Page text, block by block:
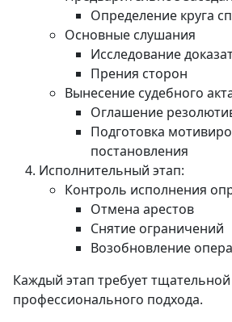
Определение круга
Основные слушания
Исследование
Прения сторон
Вынесение судебного
Оглашение
Подготовка
постановления
Исполнительный этап:
Контроль исполнения
Отмена арестов
Снятие ограничений
Возобновление
Каждый этап требует
профессионального подхода.